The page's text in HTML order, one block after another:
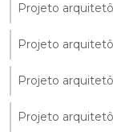
Projeto
Projeto
Projeto
Projeto